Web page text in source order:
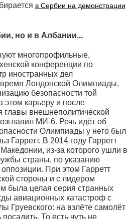
в Сербии на демонстрации
но и в Албании...
многопрофильные,
конференции по
иностранных дел
Лондонской Олимпиады,
безопасности той
этом карьеру и после
внешнеполитической
МИ-6. Речь идёт об
Олимпиады у него был
Гарретт. В 2014 году Гарретт
из-за которого ушли в
страны, по указанию
При этом Гарретт
стороны и с лидером
была целая серия странных
авиационных катастроф с
Груевского: на взлёте самолёт
То есть чуть не